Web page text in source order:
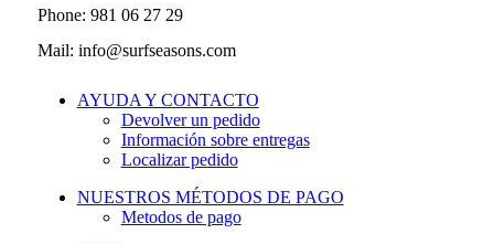
Phone: 981 06 27 29
Mail: info@surfseasons.com
AYUDA Y CONTACTO
Devolver un pedido
Información sobre entregas
Localizar pedido
NUESTROS MÉTODOS DE PAGO
Metodos de pago